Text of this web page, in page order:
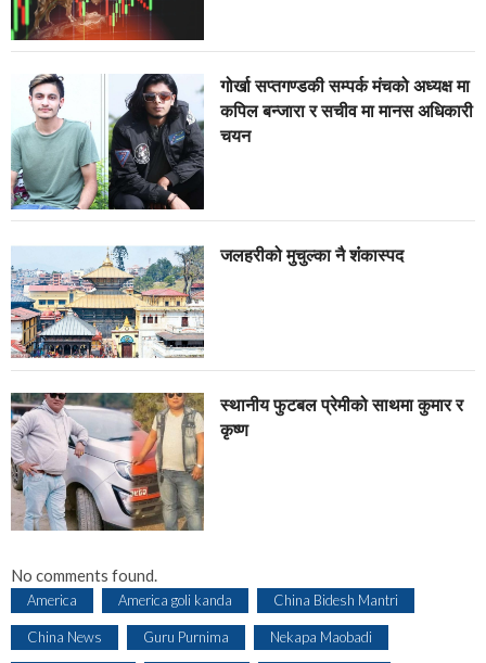
गोर्खा सप्तगण्डकी सम्पर्क मंचको अध्यक्ष मा
कपिल बन्जारा र सचीव मा मानस अधिकारी
चयन
जलहरीको मुचुल्का नै शंंकास्पद
स्थानीय फुटबल प्रेमीको साथमा कुमार र
कृष्ण
No comments found.
America America goli kanda China Bidesh Mantri
China News Guru Purnima Nekapa Maobadi